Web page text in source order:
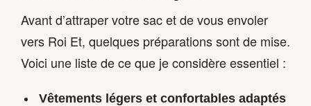
Avant d’attraper votre sac et de vous envoler
vers Roi Et, quelques préparations sont de mise.
Voici une liste de ce que je considère essentiel :
Vêtements légers et confortables adaptés